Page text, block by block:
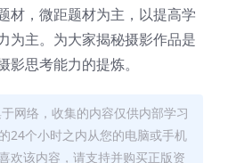
材，微距题材为主，以提高学
为主。为大家揭秘摄影作品是
思考能力的提炼。
网络，收集的内容仅供内部学习
24个小时之内从您的电脑或手机
欢该内容，请支持并购买正版资